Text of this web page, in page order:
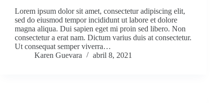
Lorem ipsum dolor sit amet, consectetur adipiscing elit,
sed do eiusmod tempor incididunt ut labore et dolore
magna aliqua. Dui sapien eget mi proin sed libero. Non
consectetur a erat nam. Dictum varius duis at consectetur.
Ut consequat semper viverra…
Karen Guevara
abril 8, 2021